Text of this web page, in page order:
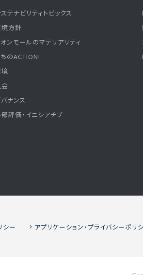
テナビリティトピックス
方針
ンモールのマテリアリティ
ちのACTION!
ナンス
評価・イニシアチブ
シー アプリケーション・プライバシーポリ